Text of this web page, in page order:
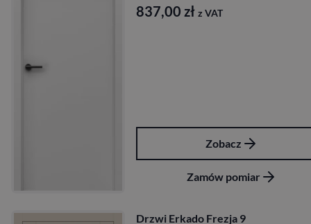
837,00 zł z VAT
Zobacz
Zamów pomiar
Drzwi Erkado Frezja 9